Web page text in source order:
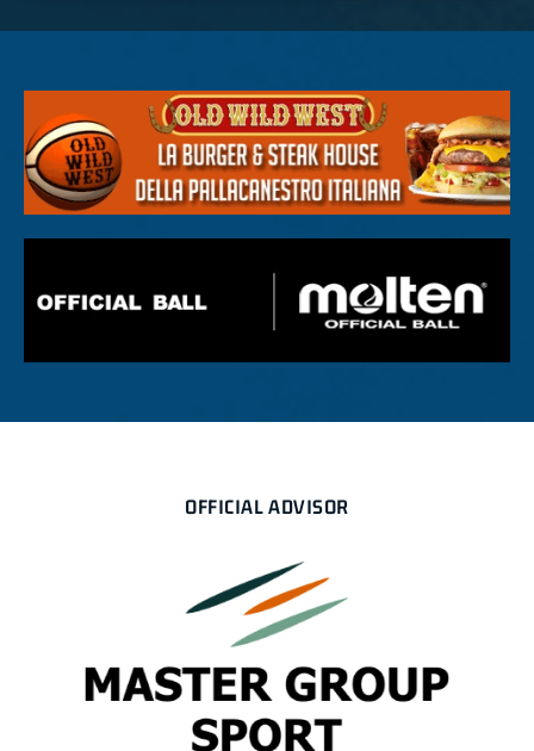
OFFICIAL ADVISOR